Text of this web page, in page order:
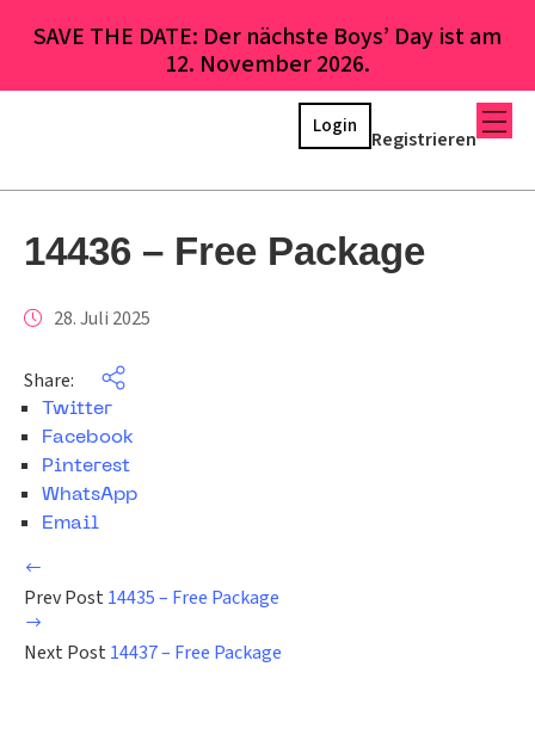
SAVE THE DATE: Der nächste Boys’ Day ist am
12. November 2026.
Registrieren
Login
14436 – Free Package
28. Juli 2025
Share:
Twitter
Facebook
Pinterest
WhatsApp
Email
Prev Post 14435 – Free Package
Next Post 14437 – Free Package